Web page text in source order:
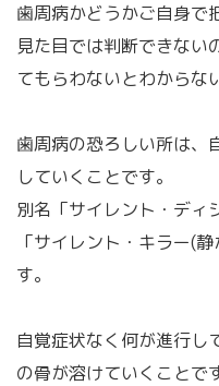
歯周病かどうかご自身で
見た目では判断できない
てもらわないとわからな
歯周病の恐ろしい所は、
していくことです。
別名「サイレント・ディ
「サイレント・キラー(
す。
自覚症状なく何が進行し
の骨が溶けていくことで